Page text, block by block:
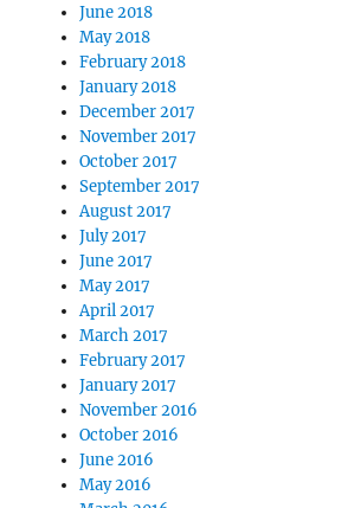
June 2018
May 2018
February 2018
January 2018
December 2017
November 2017
October 2017
September 2017
August 2017
July 2017
June 2017
May 2017
April 2017
March 2017
February 2017
January 2017
November 2016
October 2016
June 2016
May 2016